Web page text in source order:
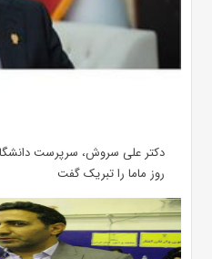
دکتر علی سروش، سرپرست
روز ماما را تبریک گفت